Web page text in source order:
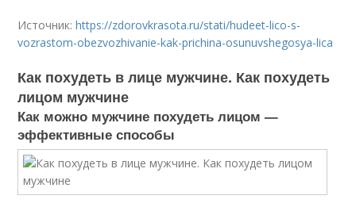
Источник:https://zdorovkrasota.ru/stati/hudeet-lico-s-
vozrastom-obezvozhivanie-kak-prichina-osunuvshegosya-lica
Как похудеть в лице мужчине. Как похудеть
лицом мужчине
Как можно мужчине похудеть лицом —
эффективные способы